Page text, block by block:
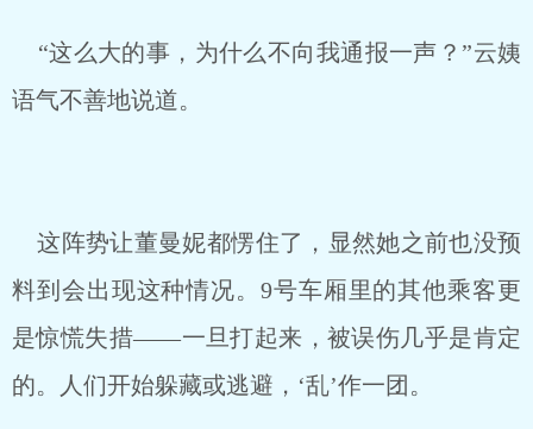
“这么大的事，为什么不向我通报一声？”云姨
语气不善地说道。
这阵势让董曼妮都愣住了，显然她之前也没预
料到会出现这种情况。9号车厢里的其他乘客更
是惊慌失措——一旦打起来，被误伤几乎是肯定
的。人们开始躲藏或逃避，‘乱’作一团。